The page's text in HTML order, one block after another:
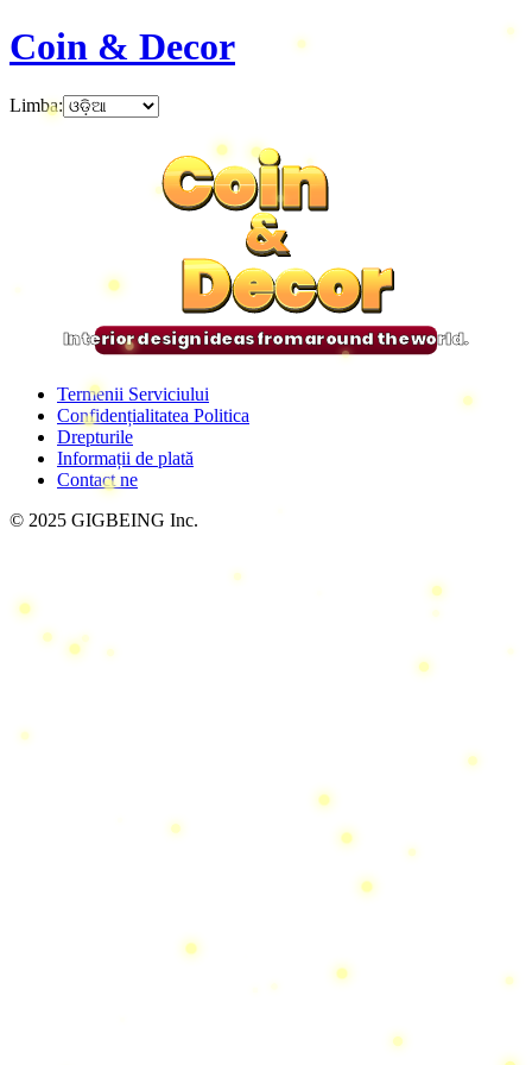
Coin & Decor
Limba:
Coin
&
Decor
Coin
&
Decor
Coin
&
Decor
Coin
&
Decor
Interior design ideas from around the world.
Termenii Serviciului
Confidențialitatea Politica
Drepturile
Informații de plată
Contact ne
© 2025 GIGBEING Inc.